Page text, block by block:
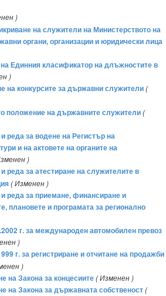
)
на служители на Министерството на
органи, организации и юридически лица
Единния класификатор на длъжностите в
)
на конкурсите за държавни служители(
положение на държавните служители(
реда за водене на Регистър на
и на актовете на органите на
)
реда за атестиране на служителите в
( Изменен )
реда за приемане, финансиране и
плановете и програмата за регионално
г. за международен автомобилен превоз
)
г. за регистриране и отчитане на продажби
)
на Закона за концесиите( Изменен )
на Закона за държавната собственост(